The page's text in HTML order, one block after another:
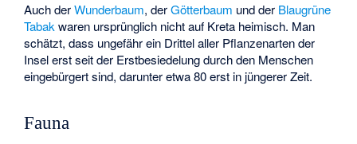
Auch derWunderbaum, derGötterbaum und der Blaugrüne
Tabakwaren ursprünglich nicht auf Kreta heimisch. Man
schätzt, dass ungefähr ein Drittel aller Pflanzenarten der
Insel erst seit der Erstbesiedelung durch den Menschen
eingebürgert sind, darunter etwa 80 erst in jüngerer Zeit.
Fauna